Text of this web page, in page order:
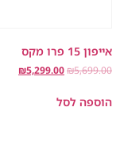
אייפון 15 פרו מקס
₪5,699.00
₪5,299.00
הוספה לסל